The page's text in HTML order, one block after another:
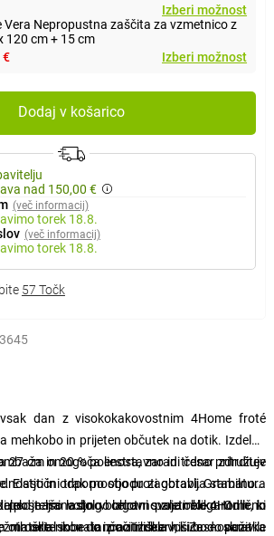
Izberi možnost
Vera Nepropustna zaščita za vzmetnico z
120 cm + 15 cm
€ Izberi možnost
Dodaj v košarico
nad 150,00 €
(več informacij)
torek 18.8.
(več informacij)
torek 18.8.
57 Točk
dan z visokokakovostnim 4Home froté
mehkobo in prijeten občutek na dotik. Izdelan
in 20 % poliestra, zaradi česar združuje
in odpornostjo proti obrabi. Gramatura
posteljnina dolgo ohrani svojo obliko. Odlično
otroške sobe in počitniške hišice – skratka
27 cm omogoča enostavno in trdno pritrditev
Elastični trak po obodu zagotavlja stabilnost
je na voljo v celotni paleti elegantnih in
odtenkov do izrazitih barv, ki bodo poživile
pod našo lastno blagovno znamko 4Home, ki
material in natančno izdelavo. Zasnovana je